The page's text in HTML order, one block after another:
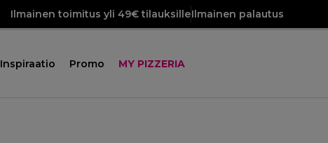
Ilmainen toimitus yli 49€ tilauksilleIlmainen palautus
Inspiraatio Promo MY PIZZERIA